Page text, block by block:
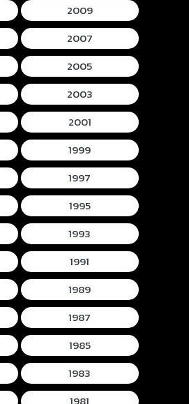
2009
2007
2005
2003
2001
1999
1997
1995
1993
1991
1989
1987
1985
1983
1981